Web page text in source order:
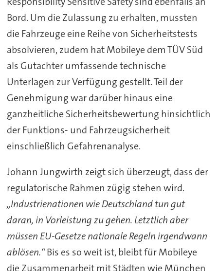
Bord. Um die Zulassung zu erhalten, mussten
die Fahrzeuge eine Reihe von Sicherheitstests
absolvieren, zudem hat Mobileye dem TÜV Süd
als Gutachter umfassende technische
Unterlagen zur Verfügung gestellt. Teil der
Genehmigung war darüber hinaus eine
ganzheitliche Sicherheitsbewertung hinsichtlich
der Funktions- und Fahrzeugsicherheit
einschließlich Gefahrenanalyse.
Johann Jungwirth zeigt sich überzeugt, dass der
regulatorische Rahmen zügig stehen wird.
„Industrienationen wie Deutschland tun gut
daran, in Vorleistung zu gehen. Letztlich aber
müssen EU-Gesetze nationale Regeln irgendwann
ablösen.“Bis es so weit ist, bleibt für Mobileye
die Zusammenarbeit mit Städten wie München